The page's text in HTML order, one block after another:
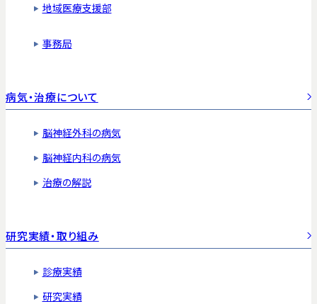
地域医療支援部
事務局
病気・治療について
脳神経外科の病気
脳神経内科の病気
治療の解説
研究実績・取り組み
診療実績
研究実績